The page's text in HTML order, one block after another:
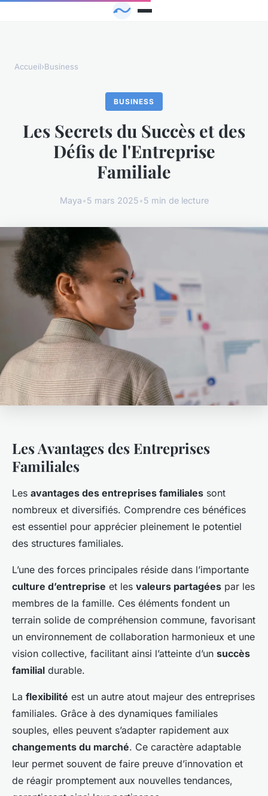
Accueil›Business
BUSINESS
Les Secrets du Succès et des
Défis de l'Entreprise
Familiale
Maya•5 mars 2025•5 min de lecture
Les Avantages des Entreprises
Familiales
Les avantages des entreprises familiales sont
nombreux et diversifiés. Comprendre ces bénéfices
est essentiel pour apprécier pleinement le potentiel
des structures familiales.
L’une des forces principales réside dans l’importante
culture d’entreprise et les valeurs partagées par les
membres de la famille. Ces éléments fondent un
terrain solide de compréhension commune, favorisant
un environnement de collaboration harmonieux et une
vision collective, facilitant ainsi l’atteinte d’un succès
familial durable.
La flexibilité est un autre atout majeur des entreprises
familiales. Grâce à des dynamiques familiales
souples, elles peuvent s’adapter rapidement aux
changements du marché. Ce caractère adaptable
leur permet souvent de faire preuve d’innovation et
de réagir promptement aux nouvelles tendances,